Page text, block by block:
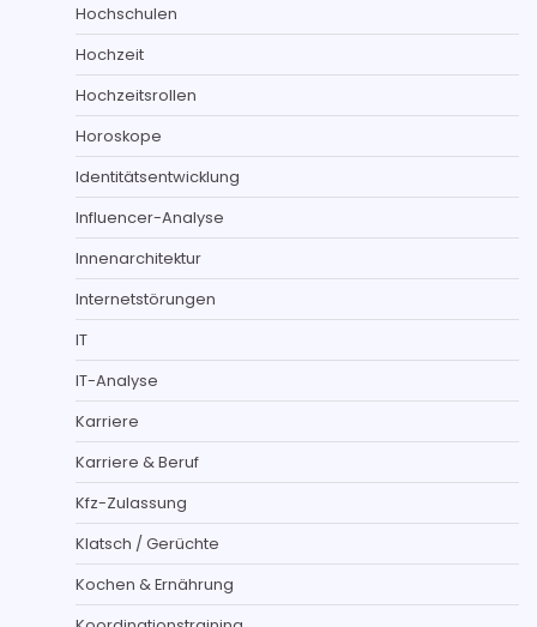
Hochschulen
Hochzeit
Hochzeitsrollen
Horoskope
Identitätsentwicklung
Influencer-Analyse
Innenarchitektur
Internetstörungen
IT
IT-Analyse
Karriere
Karriere & Beruf
Kfz-Zulassung
Klatsch / Gerüchte
Kochen & Ernährung